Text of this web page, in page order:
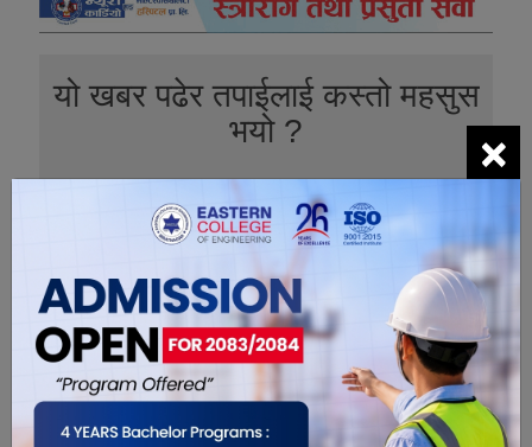
यो खबर पढेर तपाईलाई कस्तो महसुस
भयो ?
0 0 1 0
0
×